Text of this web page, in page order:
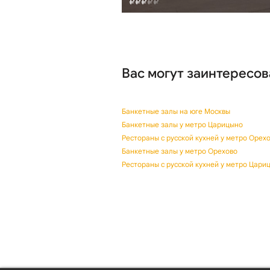
Вас могут
Банкетные залы на юге Москвы
Банкетные залы у метро Царицыно
Рестораны с русской кухней у метро
Банкетные залы у метро Орехово
Рестораны с русской кухней у метро